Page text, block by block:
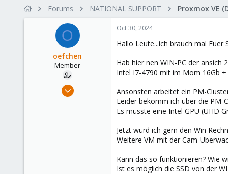
r
t
d
a
t
e
Forums NATIONAL SUPPORT Proxmox VE
O
oefchen
Member
Apr 5, 2022
Oct 30, 2024
Hallo Leute...ich brauch mal Euer
Hab hier nen WIN-PC der ansich
Intel I7-4790 mit im Mom 16Gb +
Ansonsten arbeitet ein PM-
Leider bekomm ich über die PM-
Es müsste eine Intel GPU (UHD
Jetzt würd ich gern den Win
Weitere VM mit der Cam-
Kann das so funktionieren? Wie
Ist es möglich die SSD von der